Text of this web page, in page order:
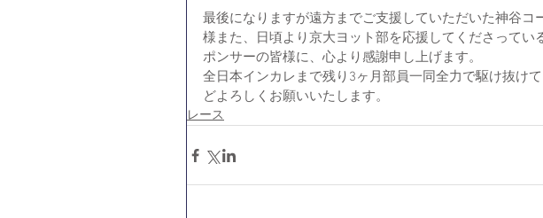
最後になりますが遠方までご支援していただいた神谷コ
様また、日頃より京大ヨット部を応援してくださってい
ポンサーの皆様に、心より感謝申し上げます。
全日本インカレまで残り3ヶ月部員一同全力で駆け抜け
どよろしくお願いいたします。
レース